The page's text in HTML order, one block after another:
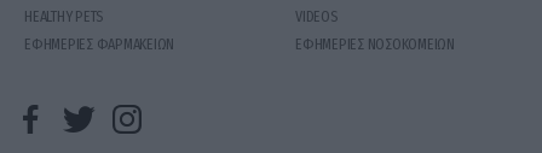
HEALTHY PETS
VIDEOS
ΕΦΗΜΕΡΙΕΣ ΦΑΡΜΑΚΕΙΩΝ
ΕΦΗΜΕΡΙΕΣ ΝΟΣΟΚΟΜΕΙΩΝ